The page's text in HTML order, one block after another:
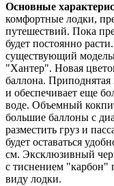
Основные
комфортные лодки,
путешествий. Пока
будет постоянно
существующий
"Хантер". Новая
баллона. Приподнятая
и обеспечивает еще
воде. Объемный
большие баллоны с
разместить груз и
будет оставаться
см. Эксклюзивный
с тиснением "карбон"
виду лодки.